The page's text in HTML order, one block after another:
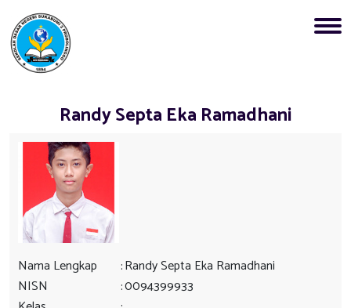
Randy Septa Eka Ramadhani
Nama Lengkap :Randy Septa Eka Ramadhani
NISN
:0094399933